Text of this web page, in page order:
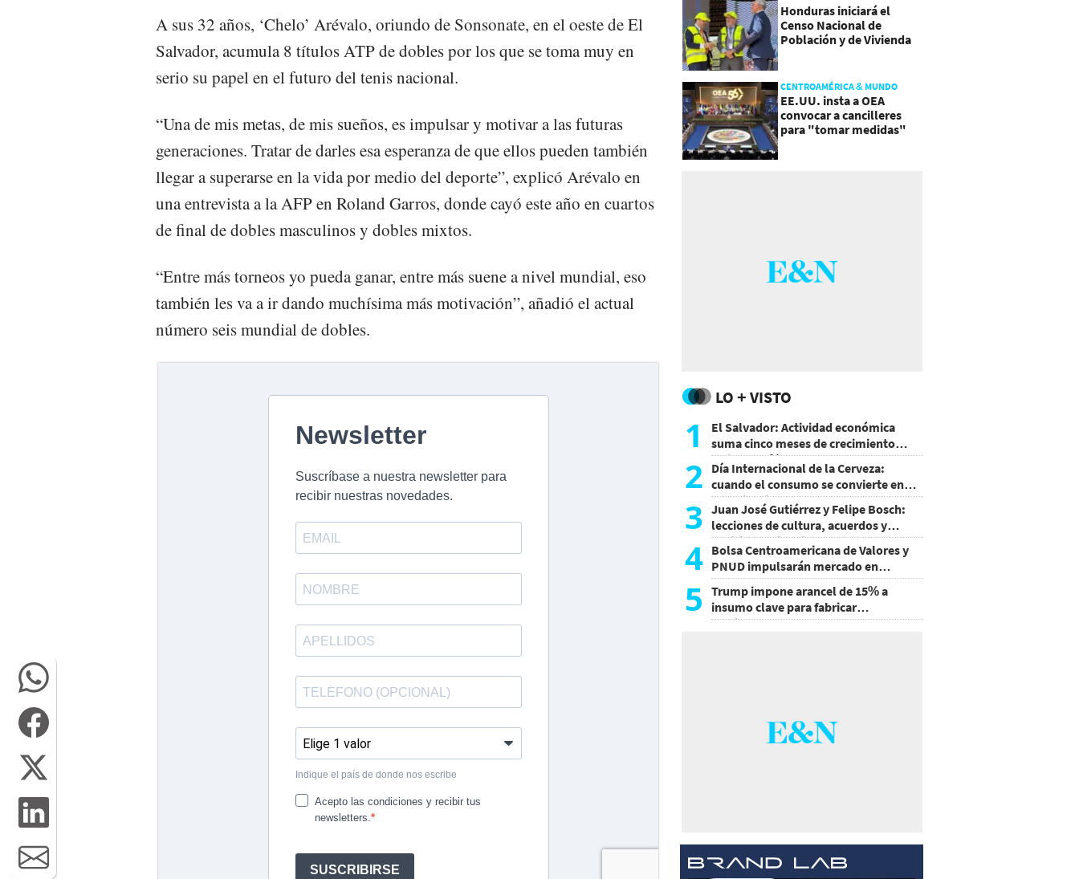
A sus 32 años, ‘Chelo’ Arévalo, oriundo de Sonsonate, en el oeste de El
Salvador, acumula 8 títulos ATP de dobles por los que se toma muy en
serio su papel en el futuro del tenis nacional.
“Una de mis metas, de mis sueños, es impulsar y motivar a las futuras
generaciones. Tratar de darles esa esperanza de que ellos pueden también
llegar a superarse en la vida por medio del deporte”, explicó Arévalo en
una entrevista a la AFP en Roland Garros, donde cayó este año en cuartos
de final de dobles masculinos y dobles mixtos.
“Entre más torneos yo pueda ganar, entre más suene a nivel mundial, eso
también les va a ir dando muchísima más motivación”, añadió el actual
número seis mundial de dobles.
Honduras iniciará el
Censo Nacional de
Población y de Vivienda
CENTROAMÉRICA & MUNDO
EE.UU. insta a OEA
convocar a cancilleres
para "tomar medidas"
LO + VISTO
1
El Salvador: Actividad económica
suma cinco meses de crecimiento
arriba de 4%
2 Día Internacional de la Cerveza:
cuando el consumo se convierte en
experiencia
3 Juan José Gutiérrez y Felipe Bosch:
lecciones de cultura, acuerdos y
decisiones sin miedo
4 Bolsa Centroamericana de Valores y
PNUD impulsarán mercado en
Honduras
5
Trump impone arancel de 15% a
insumo clave para fabricar
semiconductores y paneles